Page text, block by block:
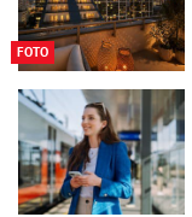
FOTO